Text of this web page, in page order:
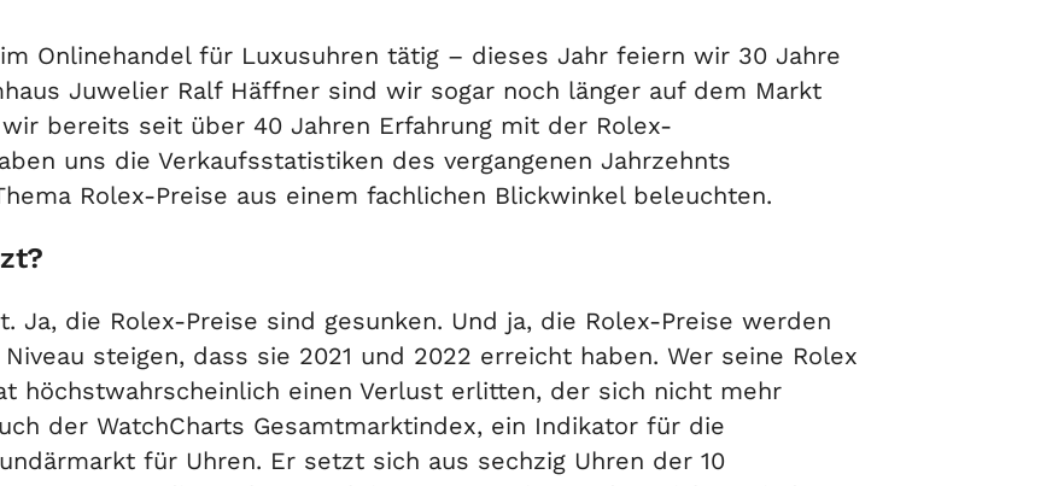
Onlinehandel für Luxusuhren tätig – dieses Jahr feiern wir 30 Jahre
Juwelier Ralf Häffner sind wir sogar noch länger auf dem Markt
bereits seit über 40 Jahren Erfahrung mit der Rolex-
uns die Verkaufsstatistiken des vergangenen Jahrzehnts
Rolex-Preise aus einem fachlichen Blickwinkel beleuchten.
Ja, die Rolex-Preise sind gesunken. Und ja, die Rolex-Preise werden
steigen, dass sie 2021 und 2022 erreicht haben. Wer seine Rolex
höchstwahrscheinlich einen Verlust erlitten, der sich nicht mehr
der WatchCharts Gesamtmarktindex, ein Indikator für die
für Uhren. Er setzt sich aus sechzig Uhren der 10